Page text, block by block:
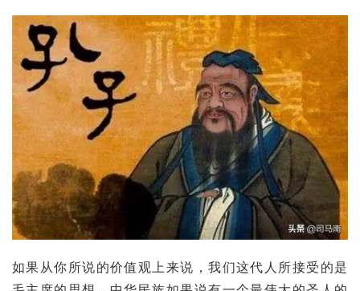
如果从你所说的价值观上来说，我们这代人所接受的是